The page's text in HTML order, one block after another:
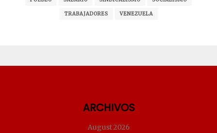
TRABAJADORES VENEZUELA
ARCHIVOS
August 2026